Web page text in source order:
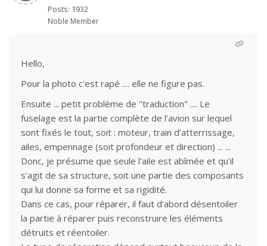
Posts: 1932
Noble Member
Hello,
Pour la photo c'est rapé .... elle ne figure pas.
Ensuite ... petit problème de "traduction" .... Le
fuselage est la partie complète de l'avion sur lequel
sont fixés le tout, soit : moteur, train d’atterrissage,
ailes, empennage (soit profondeur et direction) ... ...
Donc, je présume que seule l'aile est abîmée et qu'il
s'agit de sa structure, soit une partie des composants
qui lui donne sa forme et sa rigidité.
Dans ce cas, pour réparer, il faut d'abord désentoiler
la partie à réparer puis reconstruire les éléments
détruits et réentoiler.